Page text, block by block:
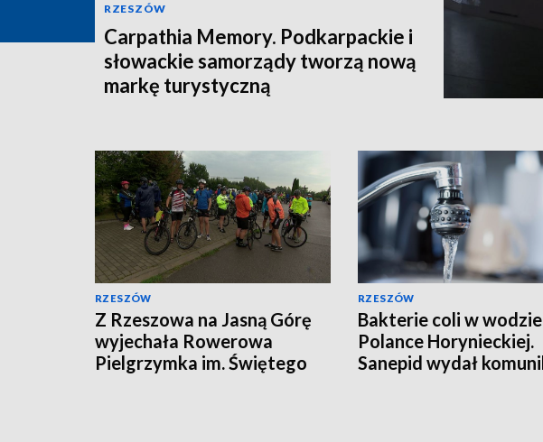
RZESZÓW
Carpathia Memory. Podkarpackie i
słowackie samorządy tworzą nową
markę turystyczną
RZESZÓW
Z Rzeszowa na Jasną Górę
wyjechała Rowerowa
Pielgrzymka im. Świętego
RZESZÓW
Bakterie coli w
Polance Horynieckiej.
Sanepid wydał